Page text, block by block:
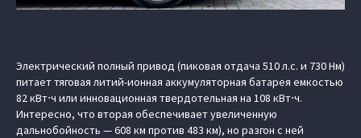
Электрический полный привод (пиковая отдача 510 л.с. и 730 Нм)
питает тяговая литий-ионная аккумуляторная батарея емкостью
82 кВт⋅ч или инновационная твердотельная на 108 кВт⋅ч.
Интересно, что вторая обеспечивает увеличенную
дальнобойность — 608 км против 483 км), но разгон с ней